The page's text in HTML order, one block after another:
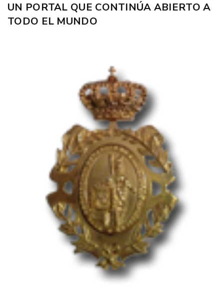
UN PORTAL QUE CONTINÚA ABIERTO A
TODO EL MUNDO